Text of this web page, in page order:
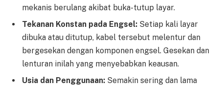
mekanis berulang akibat buka-tutup layar.
Tekanan Konstan pada Engsel: Setiap kali layar
dibuka atau ditutup, kabel tersebut melentur dan
bergesekan dengan komponen engsel. Gesekan dan
lenturan inilah yang menyebabkan keausan.
Usia dan Penggunaan: Semakin sering dan lama